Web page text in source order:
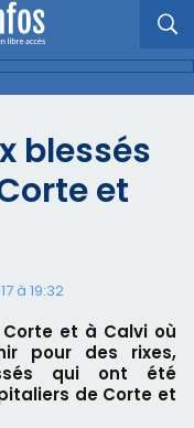
blessés
et
à 19:32
et à Calvi où
pour des rixes,
qui ont été
de Corte et